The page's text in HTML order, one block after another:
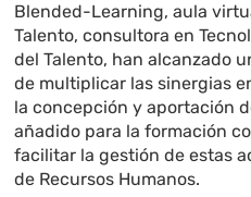
Blended-Learning, aula
Talento, consultora en
del Talento, han alcanzado
de multiplicar las sinergias
la concepción y aportación
añadido para la formación
facilitar la gestión de estas
de Recursos Humanos.